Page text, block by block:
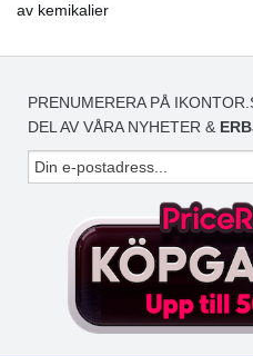
av kemikalier
PRENUMERERA PÅ
DEL AV VÅRA NYHETER &